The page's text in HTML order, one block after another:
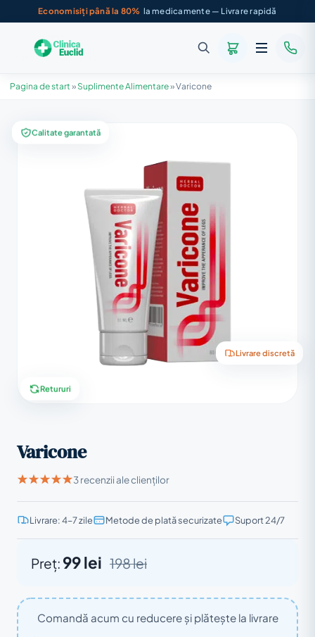
Economisiți până la 80% la medicamente — Livrare rapidă
Pagina de start » Suplimente Alimentare»Varicone
Calitate garantată
Livrare discretă
Retururi
Varicone
3 recenzii ale clienților
Livrare: 4–7 zile Metode de plată securizate Suport 24/7
Preț: 99 lei 198 lei
Comandă acum cu reducere și plătește la livrare